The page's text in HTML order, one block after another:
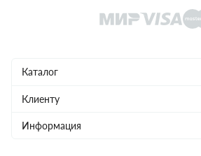
Каталог
Чемоданы
Рюкзаки
Клиенту
Магазины
Информация